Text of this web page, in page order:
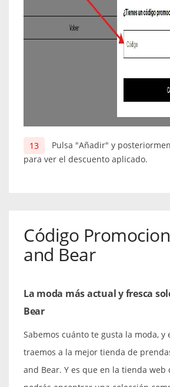
Pulsa "Añadir" y
para ver el descuento aplicado.
Código
and Bear
La moda más actual y fresca
Bear
Sabemos cuánto te gusta la moda, y
traemos a la mejor tienda de
and Bear. Y es que en la tienda web